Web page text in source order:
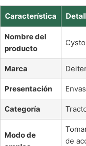
Característica
Nombre del
producto
Marca
Presentación
Categoría
Modo de
de